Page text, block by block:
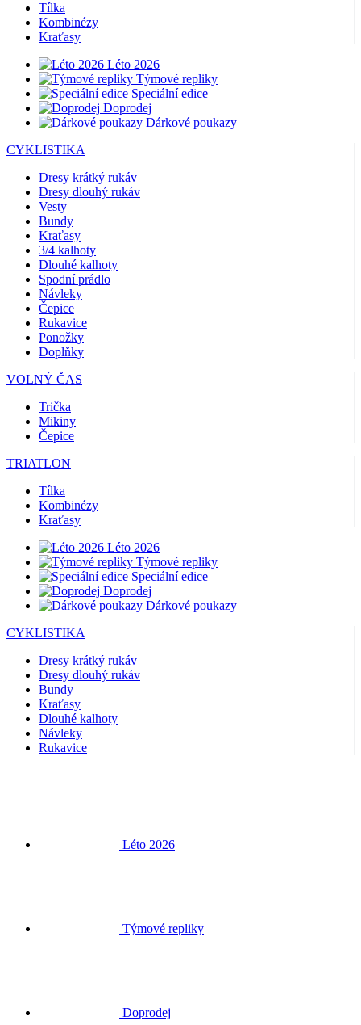
Tílka
Kombinézy
Kraťasy
Léto 2026
Týmové repliky
Speciální edice
Doprodej
Dárkové poukazy
CYKLISTIKA
Dresy krátký rukáv
Dresy dlouhý rukáv
Vesty
Bundy
Kraťasy
3/4 kalhoty
Dlouhé kalhoty
Spodní prádlo
Návleky
Čepice
Rukavice
Ponožky
Doplňky
VOLNÝ ČAS
Trička
Mikiny
Čepice
TRIATLON
Tílka
Kombinézy
Kraťasy
Léto 2026
Týmové repliky
Speciální edice
Doprodej
Dárkové poukazy
CYKLISTIKA
Dresy krátký rukáv
Dresy dlouhý rukáv
Bundy
Kraťasy
Dlouhé kalhoty
Návleky
Rukavice